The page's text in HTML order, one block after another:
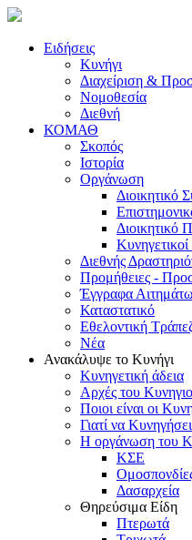
Ειδήσεις
Κυνήγι
Διαχείριση &
Νομοθεσία
Διεθνή
ΚΟΜΑΘ
Σκοπός
Ιστορία
Οργάνωση
Διοικητικό
Διοικητικό
Διεθνής
Προμήθειες -
Έγγραφα
Καταστατικό
Εθελοντική
Νέα
Ανακάλυψε το Κυνήγι
Κυνηγετική άδεια
Αρχές του
Ποιοι είναι οι
Γιατί να
Η οργάνωση του
ΚΣΕ
Δασαρχεία
Θηρεύσιμα Είδη
Πτερωτά